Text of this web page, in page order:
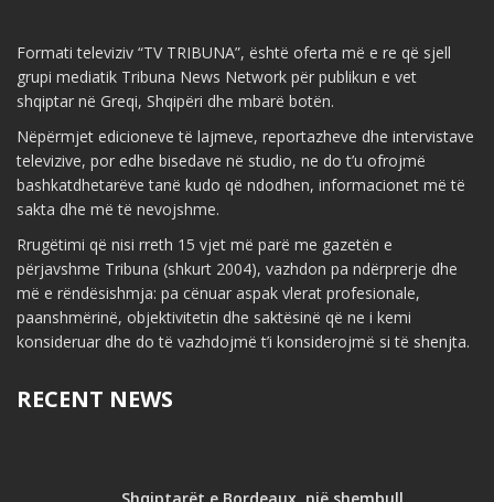
Formati televiziv “TV TRIBUNA”, është oferta më e re që sjell
grupi mediatik Tribuna News Network për publikun e vet
shqiptar në Greqi, Shqipëri dhe mbarë botën.
Nëpërmjet edicioneve të lajmeve, reportazheve dhe intervistave
televizive, por edhe bisedave në studio, ne do t’u ofrojmë
bashkatdhetarëve tanë kudo që ndodhen, informacionet më të
sakta dhe më të nevojshme.
Rrugëtimi që nisi rreth 15 vjet më parë me gazetën e
përjavshme Tribuna (shkurt 2004), vazhdon pa ndërprerje dhe
më e rëndësishmja: pa cënuar aspak vlerat profesionale,
paanshmërinë, objektivitetin dhe saktësinë që ne i kemi
konsideruar dhe do të vazhdojmë t’i konsiderojmë si të shenjta.
RECENT NEWS